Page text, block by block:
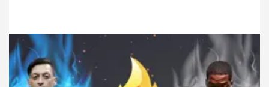
19.02.2022 Beşiktaş